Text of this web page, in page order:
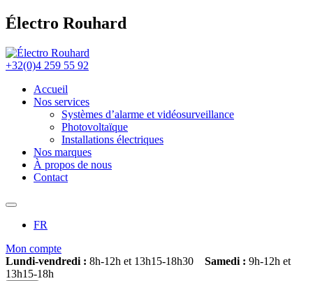
Électro Rouhard
+32(0)4 259 55 92
Accueil
Nos services
Systèmes d’alarme et vidéosurveillance
Photovoltaïque
Installations électriques
Nos marques
À propos de nous
Contact
FR
Mon compte
Lundi-vendredi : 8h-12h et 13h15-18h30 Samedi : 9h-12h et
13h15-18h